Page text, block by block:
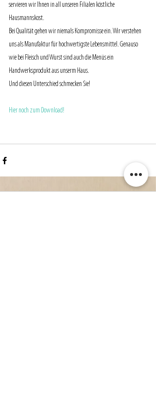
servieren wir Ihnen in all unseren Filialen köstliche
Hausmannskost.
Bei Qualität gehen wir niemals Kompromisse ein. Wir verstehen
uns als Manufaktur für hochwertigste Lebensmittel. Genauso
wie bei Fleisch und Wurst sind auch die Menüs ein
Handwerksprodukt aus unserm Haus.
Und diesen Unterschied schmecken Sie!
Hier noch zum Download!